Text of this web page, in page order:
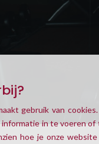
gebruik van
in te voeren
hoe je onze